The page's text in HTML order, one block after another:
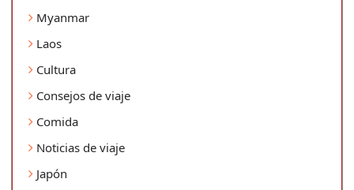
Myanmar
Laos
Cultura
Consejos de viaje
Comida
Noticias de viaje
Japón